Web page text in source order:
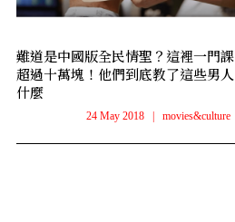
難道是中國版全民情聖？這裡一門課
超過十萬塊！他們到底教了這些男人
什麼
24 May 2018 movies&culture